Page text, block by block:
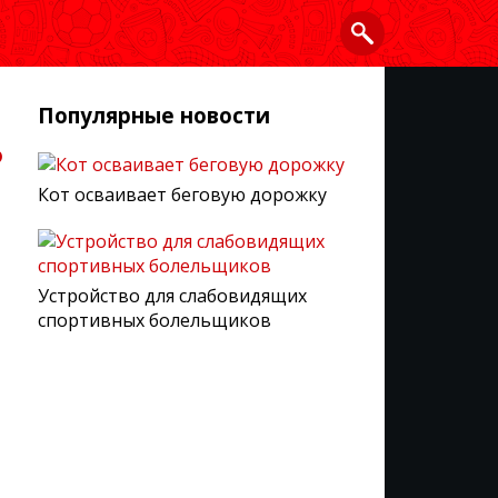
Популярные новости
Кот осваивает беговую дорожку
Устройство для слабовидящих
спортивных болельщиков